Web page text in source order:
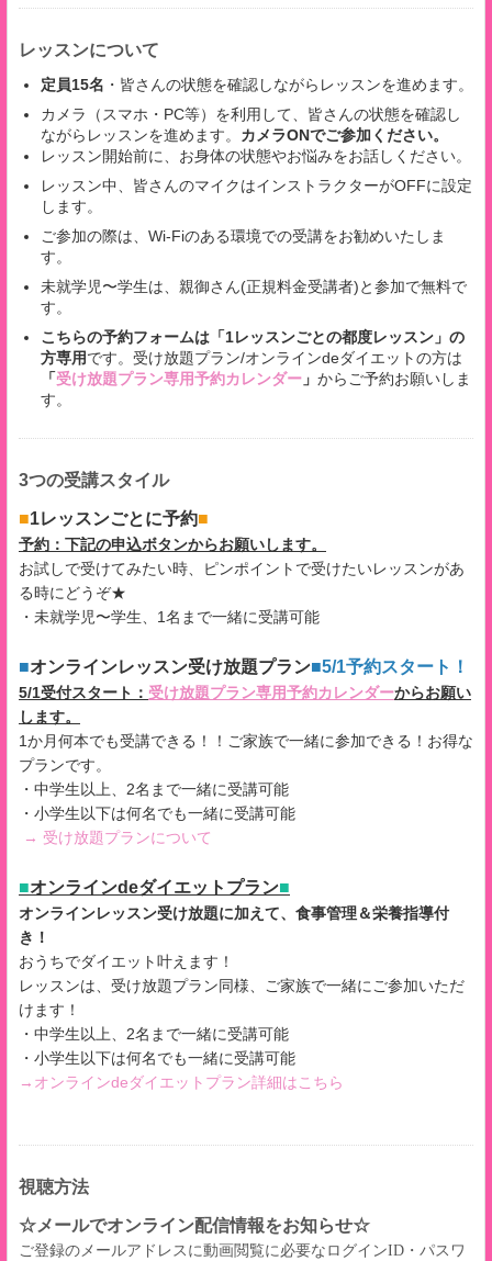
レッスンについて
定員15名 ・皆さんの状態を確認しながらレッスンを進めます。
カメラ（スマホ・PC等）を利用して、皆さんの状態を確認し
ながらレッスンを進めます。 カメラONでご参加ください。
レッスン開始前に、お身体の状態やお悩みをお話しください。
レッスン中、皆さんのマイクはインストラクターがOFFに設定
します。
ご参加の際は、Wi-Fiのある環境での受講をお勧めいたしま
す。
未就学児〜学生は、親御さん(正規料金受講者)と参加で無料で
す。
こちらの予約フォームは「1レッスンごとの都度レッスン」の
方専用です。受け放題プラン/オンラインdeダイエットの方は
「受け放題プラン専用予約カレンダー 」 からご予約お願いしま
す。
3つの受講スタイル
■1レッスンごとに予約■
予約：下記の申込ボタンからお願いします。
お試しで受けてみたい時、ピンポイントで受けたいレッスンがあ
る時にどうぞ★
・未就学児〜学生、1名まで一緒に受講可能
■オンラインレッスン受け放題プラン■5/1予約スタート！
5/1受付スタート： 受け放題プラン専用予約カレンダーからお願い
します。
1か月何本でも受講できる！！ご家族で一緒に参加できる！お得な
プランです。
・中学生以上、2名まで一緒に受講可能
・小学生以下は何名でも一緒に受講可能
→ 受け放題プランについて
■オンラインdeダイエットプラン■
オンラインレッスン受け放題に加えて、食事管理＆栄養指導付
き！
おうちでダイエット叶えます！
レッスンは、受け放題プラン同様、ご家族で一緒にご参加いただ
けます！
・中学生以上、2名まで一緒に受講可能
・小学生以下は何名でも一緒に受講可能
→オンラインdeダイエットプラン詳細はこちら
視聴方法
☆メールでオンライン配信情報をお知らせ☆
ご登録のメールアドレスに動画閲覧に必要なログインID・パスワ